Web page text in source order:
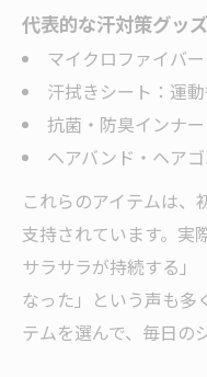
代表的な汗対策グッズ
マイクロファイバ
汗拭きシート：運
抗菌・防臭インナ
ヘアバンド・ヘア
これらのアイテムは、
支持されています。実
サラサラが持続する」
なった」という声も多
テムを選んで、毎日の